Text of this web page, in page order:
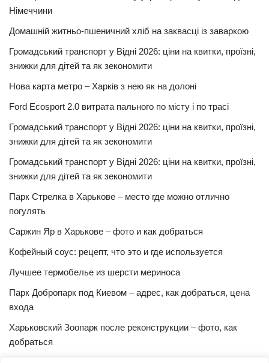
Німеччини
Домашній житньо-пшеничний хліб на заквасці із заваркою
Громадський транспорт у Відні 2026: ціни на квитки, проїзні,
знижки для дітей та як зекономити
Нова карта метро – Харків з нею як на долоні
Ford Ecosport 2.0 витрата пального по місту і по трасі
Громадський транспорт у Відні 2026: ціни на квитки, проїзні,
знижки для дітей та як зекономити
Громадський транспорт у Відні 2026: ціни на квитки, проїзні,
знижки для дітей та як зекономити
Парк Стрелка в Харькове – место где можно отлично
погулять
Саржин Яр в Харькове – фото и как добраться
Кофейный соус: рецепт, что это и где используется
Лучшее термобелье из шерсти мериноса
Парк Добропарк под Киевом – адрес, как добраться, цена
входа
Харьковский Зоопарк после реконструкции – фото, как
добраться